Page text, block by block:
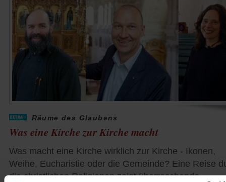
Räume des Glaubens
Was eine Kirche zur Kirche macht
Was macht eine Kirche wirklich zur Kirche - Ikonen,
Weihe, Eucharistie oder die Gemeinde? Eine Reise
die christlichen Religionen zeigt überraschende